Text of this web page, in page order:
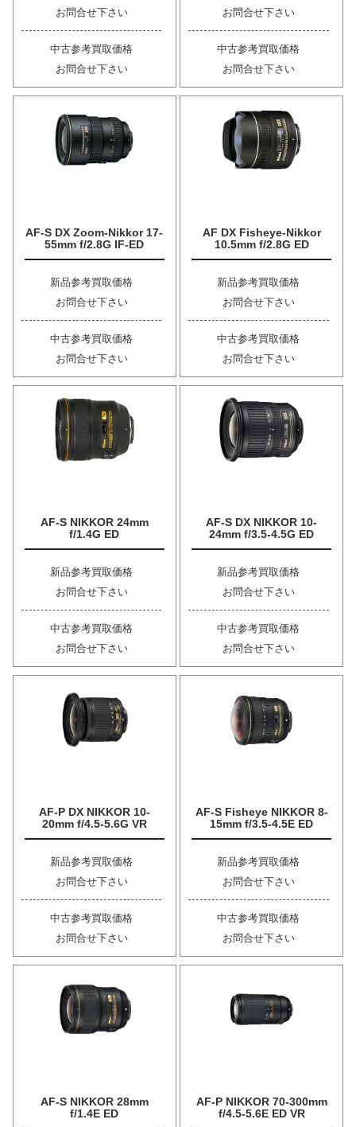
お問合せ下さい
中古参考買取価格
お問合せ下さい
お問合せ下さい
中古参考買取価格
お問合せ下さい
AF-S DX Zoom-Nikkor 17-
55mm f/2.8G IF-ED
新品参考買取価格
お問合せ下さい
中古参考買取価格
お問合せ下さい
AF DX Fisheye-Nikkor
10.5mm f/2.8G ED
新品参考買取価格
お問合せ下さい
中古参考買取価格
お問合せ下さい
AF-S NIKKOR 24mm
f/1.4G ED
新品参考買取価格
お問合せ下さい
中古参考買取価格
お問合せ下さい
AF-S DX NIKKOR 10-
24mm f/3.5-4.5G ED
新品参考買取価格
お問合せ下さい
中古参考買取価格
お問合せ下さい
AF-P DX NIKKOR 10-
20mm f/4.5-5.6G VR
新品参考買取価格
お問合せ下さい
中古参考買取価格
お問合せ下さい
AF-S Fisheye NIKKOR 8-
15mm f/3.5-4.5E ED
新品参考買取価格
お問合せ下さい
中古参考買取価格
お問合せ下さい
AF-S NIKKOR 28mm
f/1.4E ED
AF-P NIKKOR 70-300mm
f/4.5-5.6E ED VR